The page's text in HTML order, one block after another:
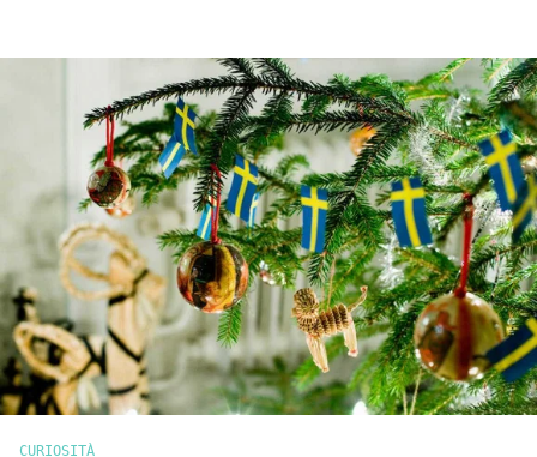
dell'avvento accesi sui davanzali delle finestre, i Babbi Natale
e gli abeti ovunque, e respirato quel delizioso profumo di
cannella che pervade [']
CURIOSITÀ